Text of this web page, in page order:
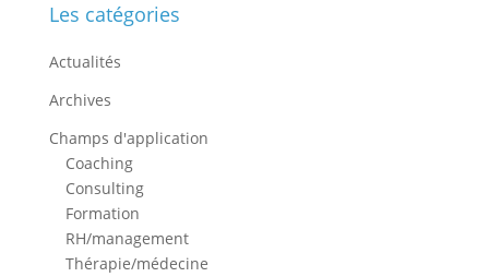
Les catégories
Actualités
Archives
Champs d'application
Coaching
Consulting
Formation
RH/management
Thérapie/médecine